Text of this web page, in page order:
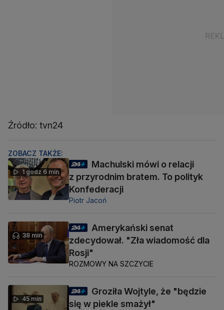
Źródło: tvn24
ZOBACZ TAKŻE:
1 godz 6 min
Machulski mówi o relacji
z przyrodnim bratem. To polityk
Konfederacji
Piotr Jacoń
38 min
Amerykański senat
zdecydował. "Zła wiadomość dla
Rosji"
ROZMOWY NA SZCZYCIE
45 min
Groziła Wojtyle, że "będzie
się w piekle smażył"